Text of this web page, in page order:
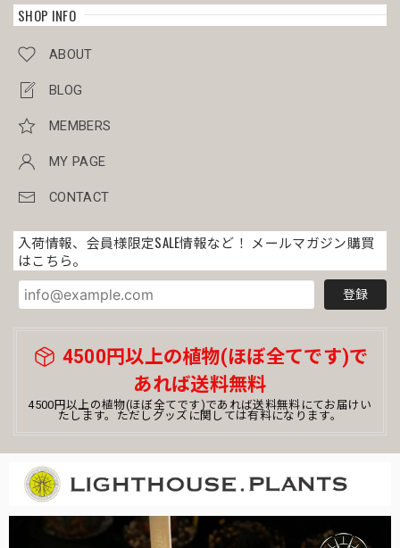
SHOP INFO
ABOUT
BLOG
MEMBERS
MY PAGE
CONTACT
入荷情報、会員様限定SALE情報など！ メールマガジン購買
はこちら。
登録
4500円以上の植物(ほぼ全てです)で
あれば送料無料
4500円以上の植物(ほぼ全てです)であれば送料無料にてお届けい
たします。ただしグッズに関しては有料になります。